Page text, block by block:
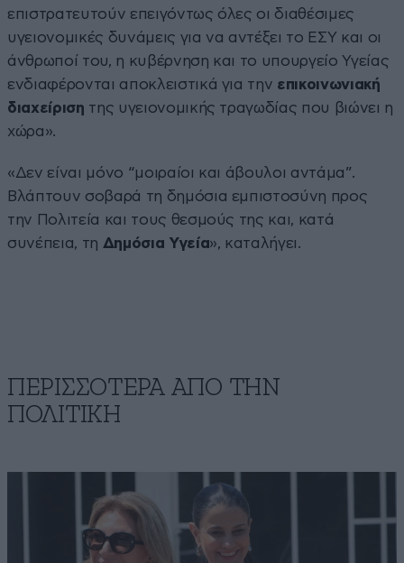
επιστρατευτούν επειγόντως όλες οι διαθέσιμες
υγειονομικές δυνάμεις για να αντέξει το ΕΣΥ και οι
άνθρωποί του, η κυβέρνηση και το υπουργείο Υγείας
ενδιαφέρονται αποκλειστικά για την επικοινωνιακή
διαχείριση της υγειονομικής τραγωδίας που βιώνει η
χώρα».
«Δεν είναι μόνο “μοιραίοι και άβουλοι αντάμα”.
Βλάπτουν σοβαρά τη δημόσια εμπιστοσύνη προς
την Πολιτεία και τους θεσμούς της και, κατά
συνέπεια, τη Δημόσια Υγεία», καταλήγει.
ΠΕΡΙΣΣΟΤΕΡΑ ΑΠΟ ΤΗΝ
ΠΟΛΙΤΙΚΗ